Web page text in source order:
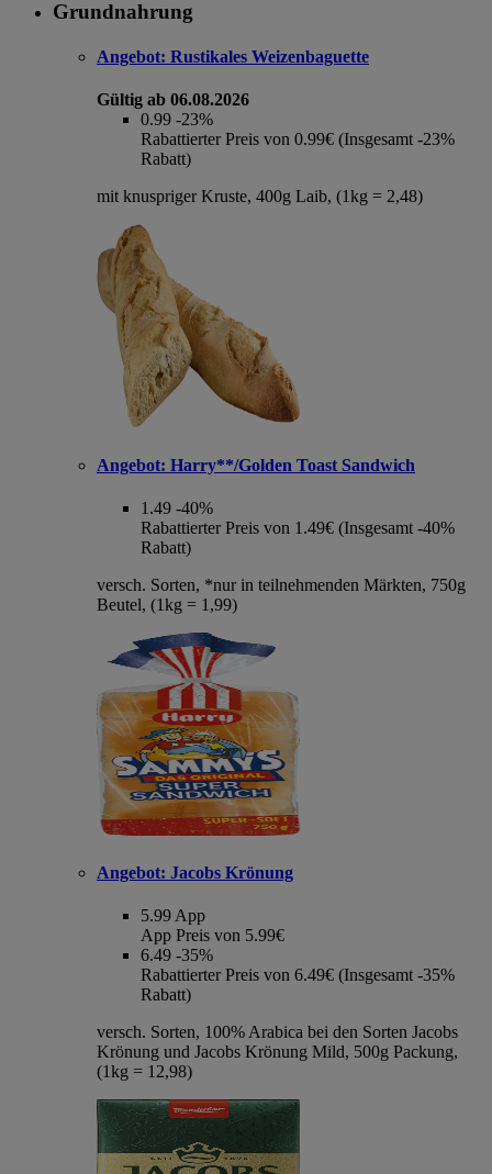
Grundnahrung
Angebot: Rustikales Weizenbaguette
Gültig ab 06.08.2026
0.99 -23%
Rabattierter Preis von 0.99€ (Insgesamt -23%
Rabatt)
mit knuspriger Kruste, 400g Laib, (1kg = 2,48)
Angebot: Harry**/Golden Toast Sandwich
1.49 -40%
Rabattierter Preis von 1.49€ (Insgesamt -40%
Rabatt)
versch. Sorten, *nur in teilnehmenden Märkten, 750g
Beutel, (1kg = 1,99)
Angebot: Jacobs Krönung
5.99App
App Preis von 5.99€
6.49 -35%
Rabattierter Preis von 6.49€ (Insgesamt -35%
Rabatt)
versch. Sorten, 100% Arabica bei den Sorten Jacobs
Krönung und Jacobs Krönung Mild, 500g Packung,
(1kg = 12,98)